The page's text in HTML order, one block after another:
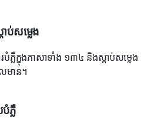
ាប់សម្លេង
ភ្លឺក្នុងភាសាទាំង ១៣៤ និងស្ដាប់សម្លេង
មាន។
ភ្លឺ